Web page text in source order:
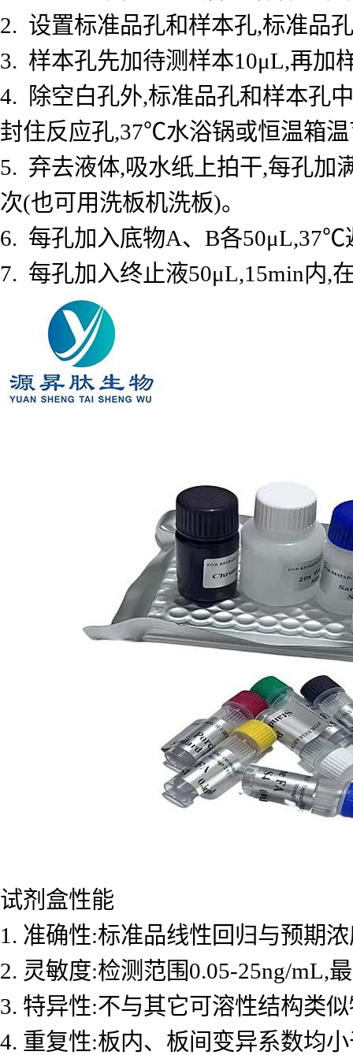
2. 设置标准品孔和样本孔,标准品
3. 样本孔先加待测样本10μL,再加
4. 除空白孔外,标准品孔和样本孔
封住反应孔,37℃水浴锅或恒温箱温
5. 弃去液体,吸水纸上拍干,每孔加
次(也可用洗板机洗板)。
6. 每孔加入底物A、B各50μL,37℃
7. 每孔加入终止液50μL,15min内,
试剂盒性能
1. 准确性:标准品线性回归与预期
2. 灵敏度:检测范围0.05-25ng/mL,
3. 特异性:不与其它可溶性结构类
4. 重复性:板内、板间变异系数均